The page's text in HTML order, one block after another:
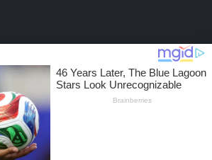
untuk mendapatkan berita
penting dari kami.